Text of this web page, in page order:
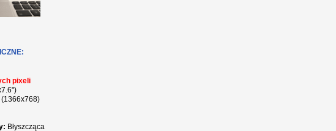
pixeli
(1366x768)
Błyszcząca